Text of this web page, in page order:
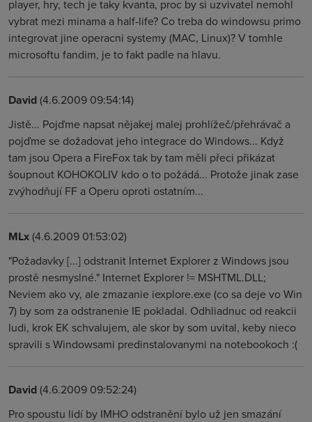
player, hry, tech je taky kvanta, proc by si uzvivatel nemohl
vybrat mezi minama a half-life? Co treba do windowsu primo
integrovat jine operacni systemy (MAC, Linux)? V tomhle
microsoftu fandim, je to fakt padle na hlavu.
David(4.6.2009 09:54:14)
Jistě... Pojďme napsat nějakej malej prohlížeč/přehrávač a
pojďme se dožadovat jeho integrace do Windows... Když
tam jsou Opera a FireFox tak by tam měli přeci přikázat
šoupnout KOHOKOLIV kdo o to požádá... Protože jinak zase
zvýhodňují FF a Operu oproti ostatním...
MLx(4.6.2009 01:53:02)
"Požadavky [...] odstranit Internet Explorer z Windows jsou
prostě nesmyslné." Internet Explorer != MSHTML.DLL;
Neviem ako vy, ale zmazanie iexplore.exe (co sa deje vo Win
7) by som za odstranenie IE pokladal. Odhliadnuc od reakcii
ludi, krok EK schvalujem, ale skor by som uvital, keby nieco
spravili s Windowsami predinstalovanymi na notebookoch :(
David(4.6.2009 09:52:24)
Pro spoustu lidí by IMHO odstranění bylo už jen smazání